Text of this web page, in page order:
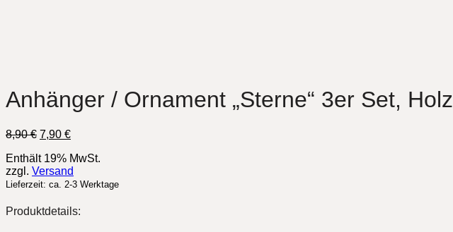
Anhänger / Ornament „Sterne“ 3er Set, Holz
8,90€ Ursprünglicher
war:
8,90 €
7,90 €Aktueller
ist:
7,90 €.
Enthält 19% MwSt.
zzgl. Versand
Lieferzeit: ca. 2-3 Werktage
Produktdetails: